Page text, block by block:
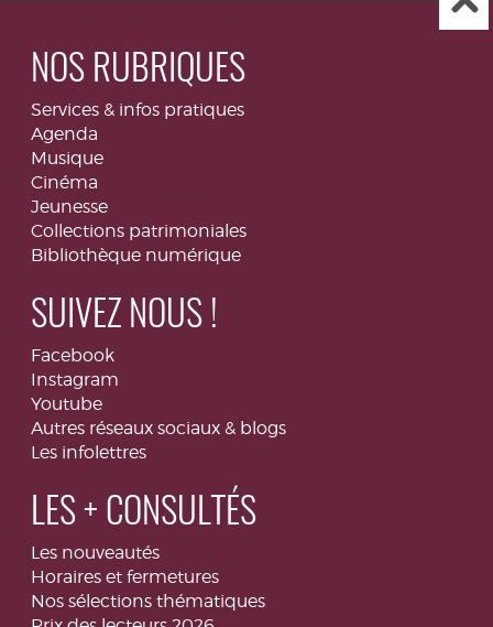
NOS RUBRIQUES
Services & infos pratiques
Agenda
Musique
Cinéma
Jeunesse
Collections patrimoniales
Bibliothèque numérique
SUIVEZ NOUS !
Facebook
Instagram
Youtube
Autres réseaux sociaux & blogs
Les infolettres
LES + CONSULTÉS
Les nouveautés
Horaires et fermetures
Nos sélections thématiques